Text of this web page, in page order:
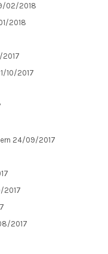
02/2018
2018
10/2017
24/09/2017
2017
2017